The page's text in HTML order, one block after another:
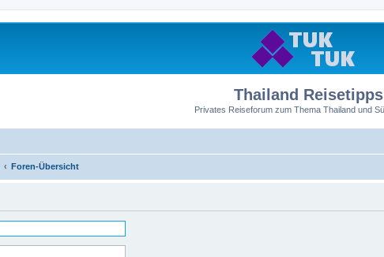
Thailand Reisetipps
Privates Reiseforum zum Thema Thailand und
Foren-Übersicht